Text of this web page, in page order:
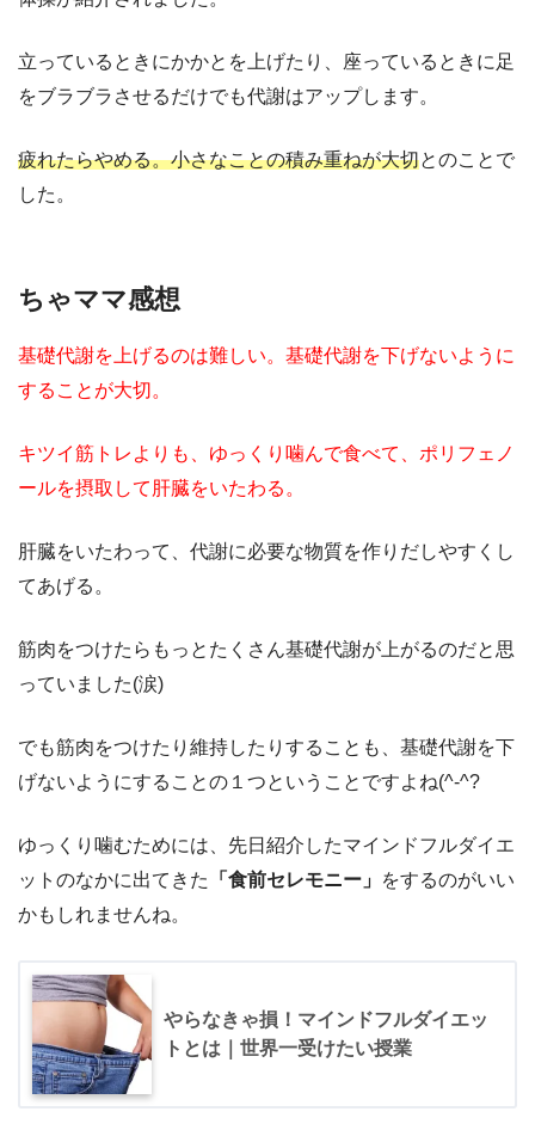
立っているときにかかとを上げたり、座っているときに足
をブラブラさせるだけでも代謝はアップします。
疲れたらやめる。小さなことの積み重ねが大切とのことで
した。
ちゃママ感想
基礎代謝を上げるのは難しい。基礎代謝を下げないように
することが大切。
キツイ筋トレよりも、ゆっくり噛んで食べて、ポリフェノ
ールを摂取して肝臓をいたわる。
肝臓をいたわって、代謝に必要な物質を作りだしやすくし
てあげる。
筋肉をつけたらもっとたくさん基礎代謝が上がるのだと思
っていました(涙)
でも筋肉をつけたり維持したりすることも、基礎代謝を下
げないようにすることの１つということですよね(^-^?
ゆっくり噛むためには、先日紹介したマインドフルダイエ
ットのなかに出てきた
「食前セレモニー」 をするのがいい
かもしれませんね。
やらなきゃ損！マインドフルダイエッ
トとは｜世界一受けたい授業